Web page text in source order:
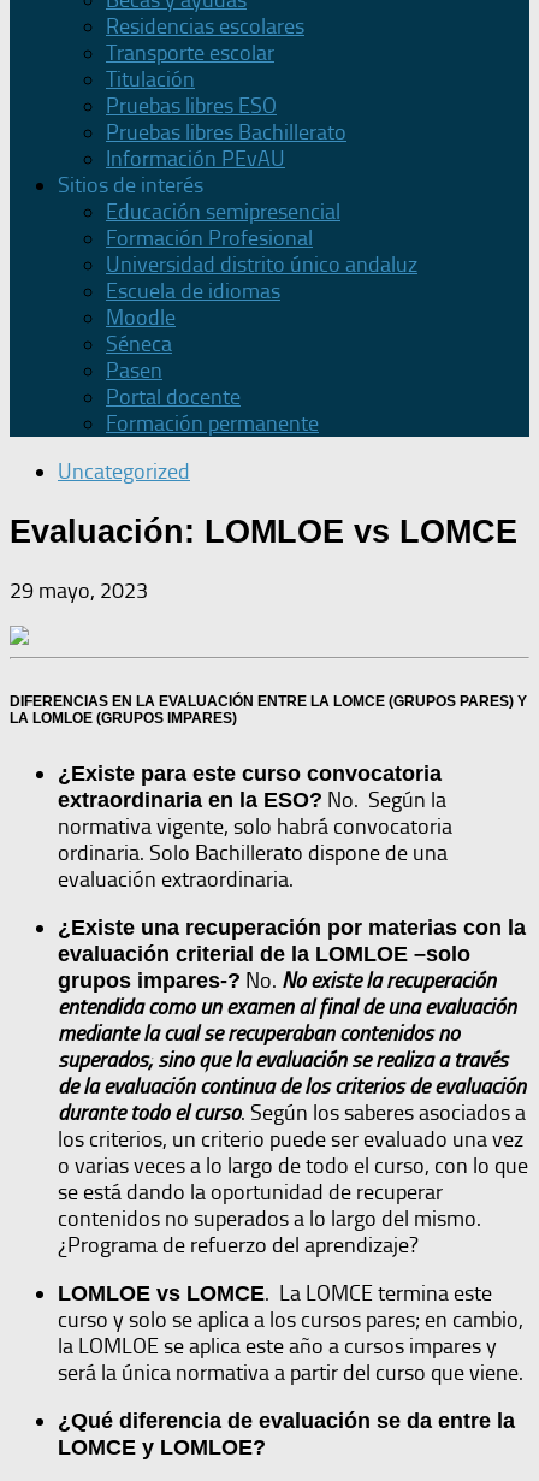
Residencias escolares
Transporte escolar
Titulación
Pruebas libres ESO
Pruebas libres Bachillerato
Información PEvAU
Sitios de interés
Educación semipresencial
Formación Profesional
Universidad distrito único andaluz
Escuela de idiomas
Moodle
Séneca
Pasen
Portal docente
Formación permanente
Uncategorized
Evaluación: LOMLOE vs LOMCE
29 mayo, 2023
DIFERENCIAS EN LA EVALUACIÓN ENTRE LA LOMCE (GRUPOS PARES) Y
LA LOMLOE (GRUPOS IMPARES)
¿Existe para este curso convocatoria
extraordinaria en la ESO? No. Según la
normativa vigente, solo habrá convocatoria
ordinaria. Solo Bachillerato dispone de una
evaluación extraordinaria.
¿Existe una recuperación por materias con la
evaluación criterial de la LOMLOE –solo
grupos impares-? No. No existe la recuperación
entendida como un examen al final de una evaluación
mediante la cual se recuperaban contenidos no
superados; sino que la evaluación se realiza a través
de la evaluación continua de los criterios de evaluación
durante todo el curso. Según los saberes asociados a
los criterios, un criterio puede ser evaluado una vez
o varias veces a lo largo de todo el curso, con lo que
se está dando la oportunidad de recuperar
contenidos no superados a lo largo del mismo.
¿Programa de refuerzo del aprendizaje?
LOMLOE vs LOMCE. La LOMCE termina este
curso y solo se aplica a los cursos pares; en cambio,
la LOMLOE se aplica este año a cursos impares y
será la única normativa a partir del curso que viene.
¿Qué diferencia de evaluación se da entre la
LOMCE y LOMLOE?